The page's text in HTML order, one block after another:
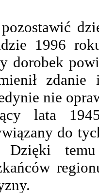
1996
dorobek
zdanie
nie
lata
do
Dzięki